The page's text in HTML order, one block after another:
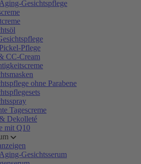
Gesichtspflege
Pflege
CC-Cream
ohne Parabene
Tagescreme
Dekolleté
mit Q10
Gesichtsserum